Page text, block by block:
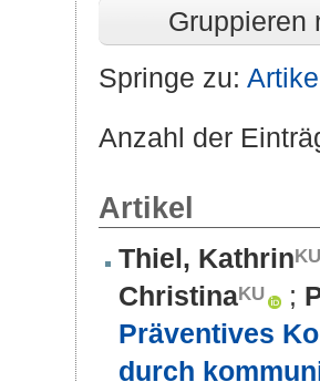
Gruppieren
Springe zu:
Anzahl der
Artikel
Thiel, Kathrin
Christina
;
Präventives
durch